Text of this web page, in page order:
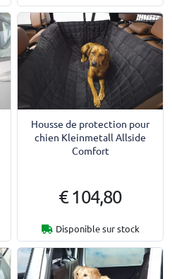
Housse de protection pour
chien Kleinmetall Allside
Comfort
€ 104,80
Disponible sur stock